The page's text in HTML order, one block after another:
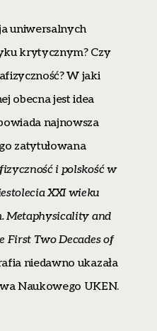
uniwersalnych
krytycznym? Czy
W jaki
obecna jest idea
najnowsza
zatytułowana
i polskość w
XXI wieku
Metaphysicality and
First Two Decades of
niedawno ukazała
Naukowego UKEN.